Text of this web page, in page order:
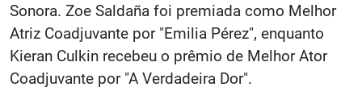
Sonora. Zoe Saldaña foi premiada como Melhor
Atriz Coadjuvante por "Emilia Pérez", enquanto
Kieran Culkin recebeu o prêmio de Melhor Ator
Coadjuvante por "A Verdadeira Dor".